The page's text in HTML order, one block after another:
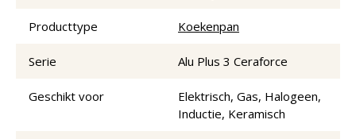
Producttype Koekenpan
Serie Alu Plus 3 Ceraforce
Geschikt voor
Elektrisch, Gas, Halogeen,
Inductie, Keramisch